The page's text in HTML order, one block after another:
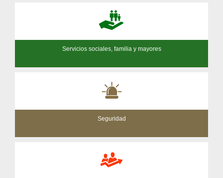
Servicios sociales, familia y mayores
Seguridad